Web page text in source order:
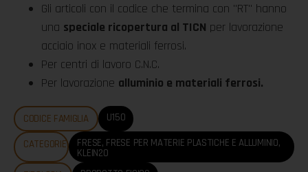
Gli articoli con il codice che termina con "RT" hanno
una speciale ricopertura al TICN per lavorazione
acciaio inox e materiali ferrosi.
Per centri di lavoro C.N.C.
Per lavorazione alluminio e materiali ferrosi.
CODICE FAMIGLIA U150
CATEGORIE FRESE, FRESE PER MATERIE PLASTICHE E ALLUMINIO,
KLEIN20